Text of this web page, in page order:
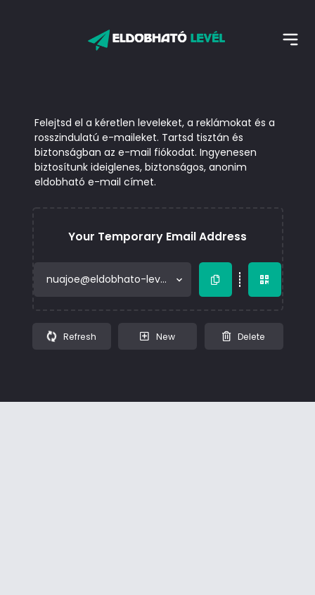
Your Temporary Email Address
nuajoe@eldobhato-level.hu
Refresh New Delete
Felejtsd el a kéretlen leveleket, a reklámokat és a
rosszindulatú e-maileket. Tartsd tisztán és
biztonságban az e-mail fiókodat. Ingyenesen
biztosítunk ideiglenes, biztonságos, anonim
eldobható e-mail címet.